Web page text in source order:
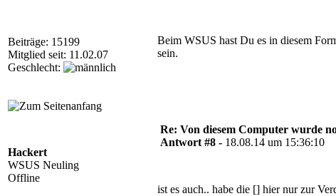
Beiträge: 15199
Mitglied seit: 11.02.07
Geschlecht:
Beim WSUS hast Du es in diesem
sein.
Hackert
WSUS Neuling
Offline
Re: Von diesem Computer wurde
Antwort #8 - 18.08.14 um 15:36:10
ist es auch.. habe die [] hier nur zur